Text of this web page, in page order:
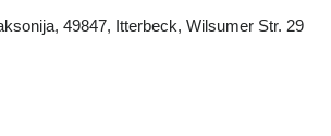
49847, Itterbeck, Wilsumer Str. 29